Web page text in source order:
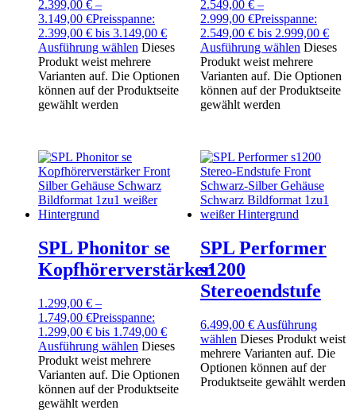
2.399,00 € –
3.149,00 €Preisspanne:
2.399,00 € bis 3.149,00 €
Ausführung wählen Dieses
Produkt weist mehrere
Varianten auf. Die Optionen
können auf der Produktseite
gewählt werden
2.549,00 € –
2.999,00 €Preisspanne:
2.549,00 € bis 2.999,00 €
Ausführung wählen Dieses
Produkt weist mehrere
Varianten auf. Die Optionen
können auf der Produktseite
gewählt werden
SPL Phonitor se
Kopfhörerverstärker
1.299,00 € –
1.749,00 €Preisspanne:
1.299,00 € bis 1.749,00 €
Ausführung wählen Dieses
Produkt weist mehrere
Varianten auf. Die Optionen
können auf der Produktseite
gewählt werden
SPL Performer
s1200
Stereoendstufe
6.499,00 € Ausführung
wählen Dieses Produkt weist
mehrere Varianten auf. Die
Optionen können auf der
Produktseite gewählt werden